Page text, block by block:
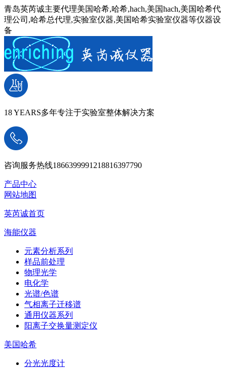
青岛英芮诚主要代理美国哈希,哈希,hach,美国hach,美国哈希代
理公司,哈希总代理,实验室仪器,美国哈希实验室仪器等仪器设
备
18 YEARS多年专注于实验室整体解决方案
咨询服务热线1866399991218816397790
产品中心
网站地图
英芮诚首页
海能仪器
元素分析系列
样品前处理
物理光学
电化学
光谱/色谱
气相离子迁移谱
通用仪器系列
阳离子交换量测定仪
美国哈希
分光光度计